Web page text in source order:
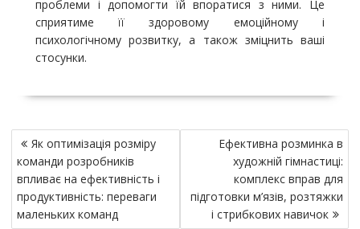
проблеми і допомогти їй впоратися з ними. Це
сприятиме її здоровому емоційному і
психологічному розвитку, а також зміцнить ваші
стосунки.
Н
а
в
и
Як оптимізація розміру
команди розробників
впливає на ефективність і
продуктивність: переваги
маленьких команд
Ефективна розминка в
художній гімнастиці:
комплекс вправ для
підготовки м’язів, розтяжки
і стрибкових навичок